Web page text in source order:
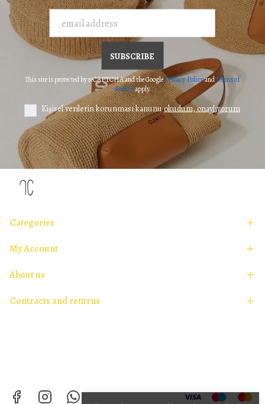
SUBSCRIBE
This site is protected by reCAPTCHA and the GooglePrivacy PolicyandTerms of
Serviceapply.
Kişisel verilerin korunması kanunuokudum, onaylıyorum
Categories
My Account
About us
Contracts and returns